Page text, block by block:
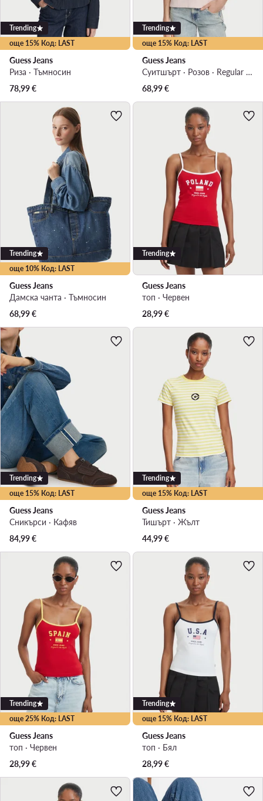
още 15% Код: LAST
Trending
Guess Jeans
Риза · Тъмносин
78,99€
още 15% Код: LAST
Trending
Guess Jeans
Суитшърт · Розов · Regular Fit
68,99€
още 10% Код: LAST
Trending
Guess Jeans
Дамска чанта · Тъмносин
68,99€
Trending
Guess Jeans
топ · Червен
28,99€
още 15% Код: LAST
Trending
Guess Jeans
Сникърси · Кафяв
84,99€
още 15% Код: LAST
Trending
Guess Jeans
Тишърт · Жълт
44,99€
още 25% Код: LAST
Trending
Guess Jeans
топ · Червен
28,99€
още 15% Код: LAST
Trending
Guess Jeans
топ · Бял
28,99€